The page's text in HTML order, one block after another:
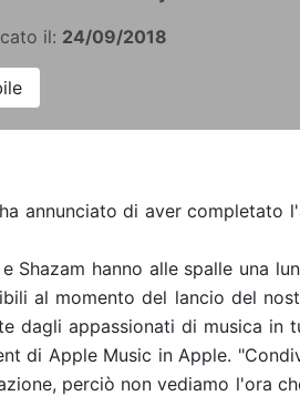
il: 24/09/2018
ha annunciato di aver completato
Shazam hanno alle spalle una
al momento del lancio del
dagli appassionati di musica
di Apple Music in Apple.
perciò non vediamo l'ora